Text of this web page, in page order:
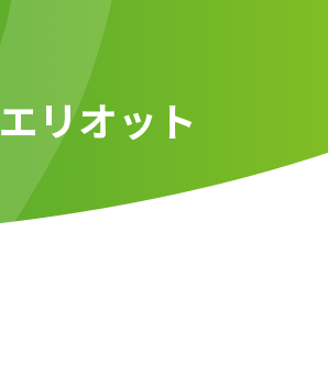
リオット